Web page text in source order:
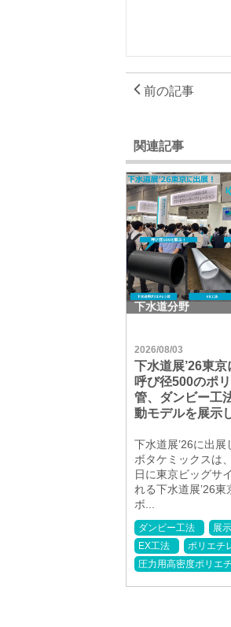
前の記事
関連記事
下水道分野
2026/08/03
下水道展’26東
呼び径500のポ
管、ダンビー工
動モデルを展示
下水道展’26に出展
ボタケミックスは
日に東京ビッグサ
れる下水道展ʼ26東
ボ...
ダンビー工法
展
EX工法
ポリエチ
圧力用高密度ポリエ